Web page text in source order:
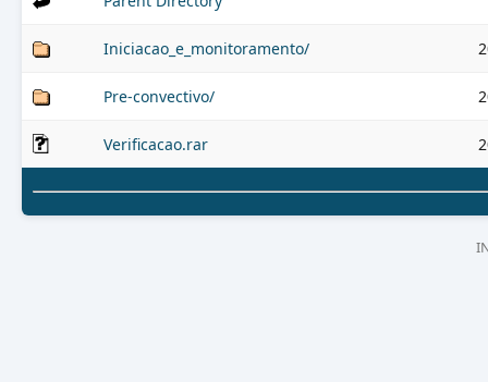
Iniciacao_e_monitoramento/
Pre-convectivo/
Verificacao.rar